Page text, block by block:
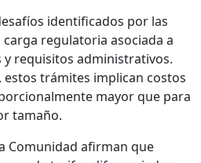
identificados por las
regulatoria asociada a
requisitos administrativos.
estos trámites implican costos
mayor que para
tamaño.
Comunidad afirman que